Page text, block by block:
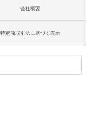
会社概要
特定商取引法に基づく表示